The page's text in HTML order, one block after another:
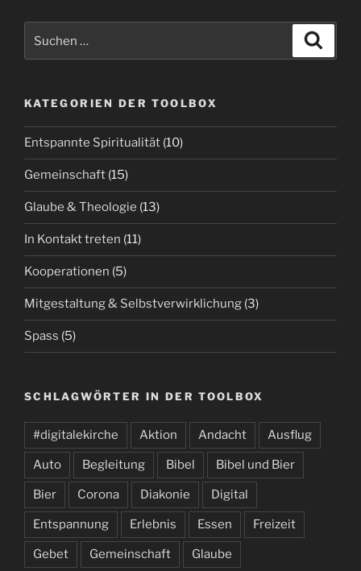
nach:
KATEGORIEN DER TOOLBOX
Entspannte Spiritualität (10)
Gemeinschaft (15)
Glaube & Theologie (13)
In Kontakt treten (11)
Kooperationen (5)
Mitgestaltung & Selbstverwirklichung (3)
Spass (5)
SCHLAGWÖRTER IN DER TOOLBOX
#digitalekirche Aktion Andacht Ausflug
Auto Begleitung Bibel Bibel und Bier
Bier Corona Diakonie Digital
Entspannung Erlebnis Essen Freizeit
Gebet Gemeinschaft Glaube